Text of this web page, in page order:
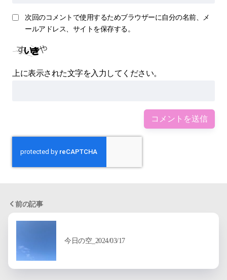
次回のコメントで使用するためブラウザーに自分の名前、メ
ールアドレス、サイトを保存する。
上に表示された文字を入力してください。
前の記事
今日の空_2024/03/17